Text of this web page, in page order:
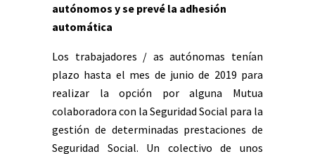
autónomos y se prevé la adhesión
automática
Los trabajadores / as autónomas tenían
plazo hasta el mes de junio de 2019 para
realizar la opción por alguna Mutua
colaboradora con la Seguridad Social para la
gestión de determinadas prestaciones de
Seguridad Social. Un colectivo de unos